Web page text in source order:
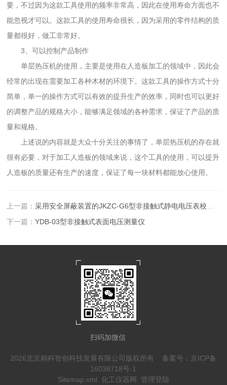
要，不过因为这款工具使用的频率非常高，因此在使用寿命方面也不
能忽视才可以。这款工具的使用寿命很长，因为采用的零件结构的质
量都很好，做工非常好。
3、可以控制产品制作
单层热压机的使用，主要是使用在人造板加工的领域中，因此会
经常的出现在需要加工各种木材的环境下。这款工具的操作方式十分
简单，单一的操作方式可以有效的提升生产的效率，同时也可以更好
的调整产品的规格大小，能够满足领域的各种需求，保证了产品的质
量和规格。
上述说的内容就是大众十分关注的事情了，单层热压机的存在就
很有必要，对于加工人造板的领域来说，这个工具的使用，可以提升
人造板的质量还有生产的速度，保证了每一块材料都能放心使用。
上一篇：采用安全屏蔽装置的JKZC-G6型非接触式静电电压表校准装置
下一篇：YDB-03型非接触式表面电压测量仪
扫码加微信
2026北京精科智创科技发展有限公司版权所有 备案号：京ICP备
16038718号-1
Sitemap.xml 化工仪器网 管理登陆